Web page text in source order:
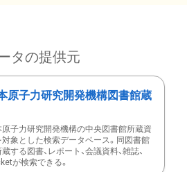
タの提供元
原子力研究開発機構図書館蔵
原子力研究開発機構の中央図書館所蔵資
対象とした検索データベース。同図書館
する図書、レポート、会議資料、雑誌、
が検索できる。